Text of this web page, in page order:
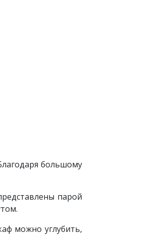
большому
парой
можно углубить,